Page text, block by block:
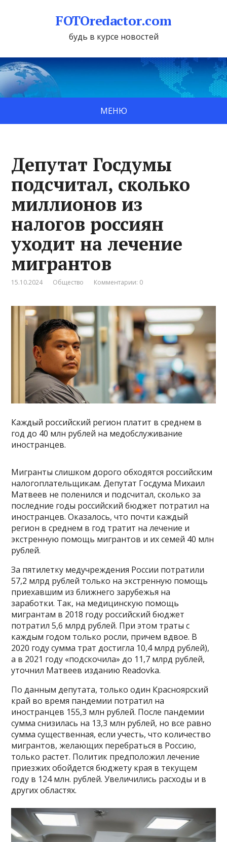
FOTOredactor.com
будь в курсе новостей
МЕНЮ
Депутат Госдумы
подсчитал, сколько
миллионов из
налогов россиян
уходит на лечение
мигрантов
15.10.2024 Общество Комментарии: 0
Каждый российский регион платит в среднем в
год до 40 млн рублей на медобслуживание
иностранцев.
Мигранты слишком дорого обходятся российским
налогоплательщикам. Депутат Госдума Михаил
Матвеев не поленился и подсчитал, сколько за
последние годы российский бюджет потратил на
иностранцев. Оказалось, что почти каждый
регион в среднем в год тратит на лечение и
экстренную помощь мигрантов и их семей 40 млн
рублей.
За пятилетку медучреждения России потратили
57,2 млрд рублей только на экстренную помощь
приехавшим из ближнего зарубежья на
заработки. Так, на медицинскую помощь
мигрантам в 2018 году российский бюджет
потратил 5,6 млрд рублей. При этом траты с
каждым годом только росли, причем вдвое. В
2020 году сумма трат достигла 10,4 млрд рублей),
а в 2021 году «подскочила» до 11,7 млрд рублей,
уточнил Матвеев изданию Readovka.
По данным депутата, только один Красноярский
край во время пандемии потратил на
иностранцев 155,3 млн рублей. После пандемии
сумма снизилась на 13,3 млн рублей, но все равно
сумма существенная, если учесть, что количество
мигрантов, желающих перебраться в Россию,
только растет. Политик предположил лечение
приезжих обойдется бюджету края в текущем
году в 124 млн. рублей. Увеличились расходы и в
других областях.